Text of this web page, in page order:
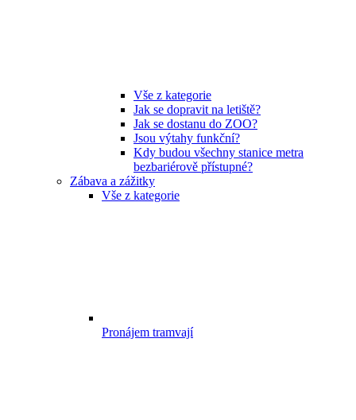
Vše z kategorie
Jak se dopravit na letiště?
Jak se dostanu do ZOO?
Jsou výtahy funkční?
Kdy budou všechny stanice metra
bezbariérově přístupné?
Zábava a zážitky
Vše z kategorie
Pronájem tramvají